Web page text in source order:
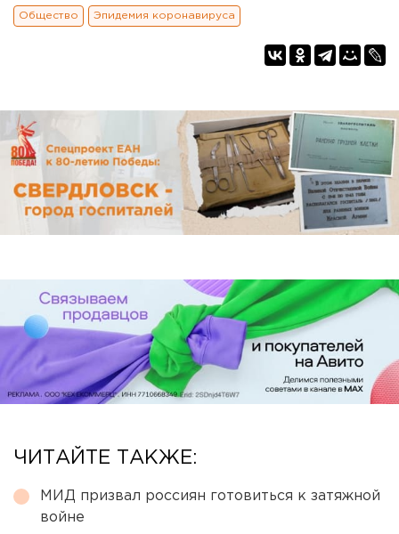
Общество Эпидемия коронавируса
ЧИТАЙТЕ ТАКЖЕ:
МИД призвал россиян готовиться к затяжной
войне